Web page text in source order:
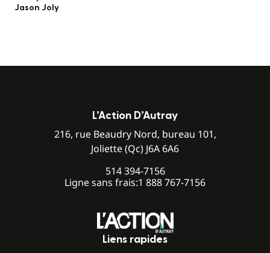
Jason Joly
L’Action D’Autray
216, rue Beaudry Nord, bureau 101,
Joliette (Qc) J6A 6A6
514 394-7156
Ligne sans frais:1 888 767-7156
Liens rapides